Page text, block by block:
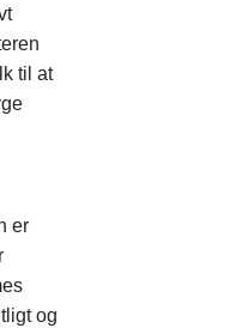
til at
er
og